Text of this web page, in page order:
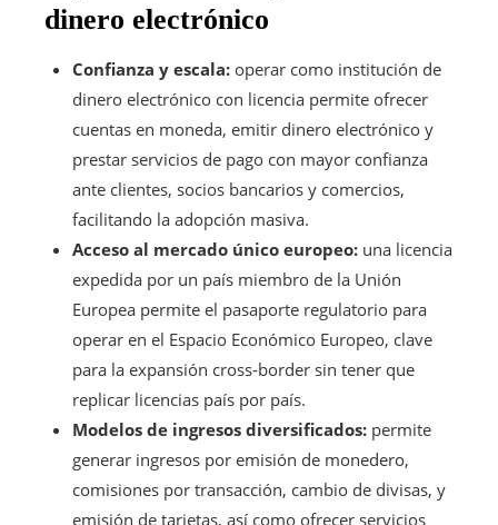
dinero electrónico
Confianza y escala: operar como institución de
dinero electrónico con licencia permite ofrecer
cuentas en moneda, emitir dinero electrónico y
prestar servicios de pago con mayor confianza
ante clientes, socios bancarios y comercios,
facilitando la adopción masiva.
Acceso al mercado único europeo: una licencia
expedida por un país miembro de la Unión
Europea permite el pasaporte regulatorio para
operar en el Espacio Económico Europeo, clave
para la expansión cross-border sin tener que
replicar licencias país por país.
Modelos de ingresos diversificados: permite
generar ingresos por emisión de monedero,
comisiones por transacción, cambio de divisas, y
emisión de tarjetas, así como ofrecer servicios